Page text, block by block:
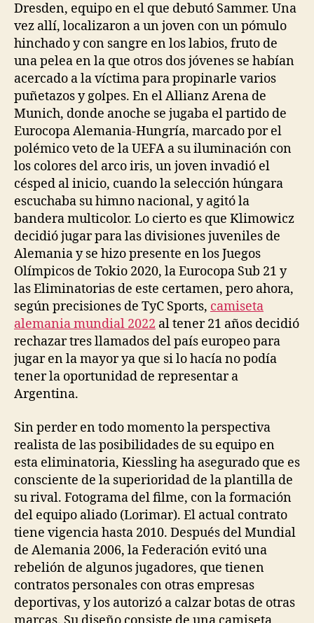
Dresden, equipo en el que debutó Sammer. Una
vez allí, localizaron a un joven con un pómulo
hinchado y con sangre en los labios, fruto de
una pelea en la que otros dos jóvenes se habían
acercado a la víctima para propinarle varios
puñetazos y golpes. En el Allianz Arena de
Munich, donde anoche se jugaba el partido de
Eurocopa Alemania-Hungría, marcado por el
polémico veto de la UEFA a su iluminación con
los colores del arco iris, un joven invadió el
césped al inicio, cuando la selección húngara
escuchaba su himno nacional, y agitó la
bandera multicolor. Lo cierto es que Klimowicz
decidió jugar para las divisiones juveniles de
Alemania y se hizo presente en los Juegos
Olímpicos de Tokio 2020, la Eurocopa Sub 21 y
las Eliminatorias de este certamen, pero ahora,
según precisiones de TyC Sports, camiseta
alemania mundial 2022 al tener 21 años decidió
rechazar tres llamados del país europeo para
jugar en la mayor ya que si lo hacía no podía
tener la oportunidad de representar a
Argentina.
Sin perder en todo momento la perspectiva
realista de las posibilidades de su equipo en
esta eliminatoria, Kiessling ha asegurado que es
consciente de la superioridad de la plantilla de
su rival. Fotograma del filme, con la formación
del equipo aliado (Lorimar). El actual contrato
tiene vigencia hasta 2010. Después del Mundial
de Alemania 2006, la Federación evitó una
rebelión de algunos jugadores, que tienen
contratos personales con otras empresas
deportivas, y los autorizó a calzar botas de otras